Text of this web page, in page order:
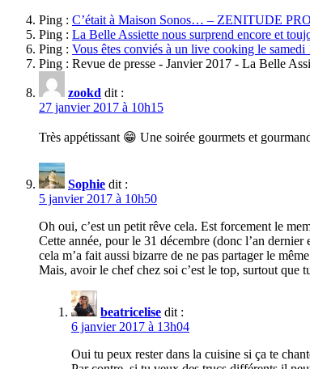
Ping : C’était à Maison Sonos… – ZENITUDE
Ping : La Belle Assiette nous surprend encore et
Ping : Vous êtes conviés à un live cooking le
Ping : Revue de presse - Janvier 2017 - La Belle
zookd dit :
27 janvier 2017 à 10h15
Très appétissant 😁 Une soirée gourmets et
Sophie dit :
5 janvier 2017 à 10h50
Oh oui, c’est un petit rêve cela. Est forcement le
Cette année, pour le 31 décembre (donc l’an
cela m’a fait aussi bizarre de ne pas partager le
Mais, avoir le chef chez soi c’est le top, surtout que
beatricelise dit :
6 janvier 2017 à 13h04
Oui tu peux rester dans la cuisine si ça te